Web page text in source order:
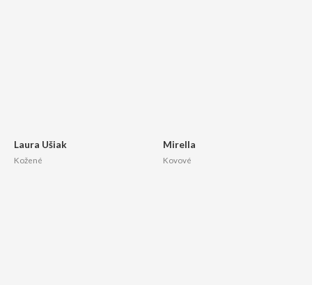
Laura Ušiak
Kožené
Mirella
Kovové